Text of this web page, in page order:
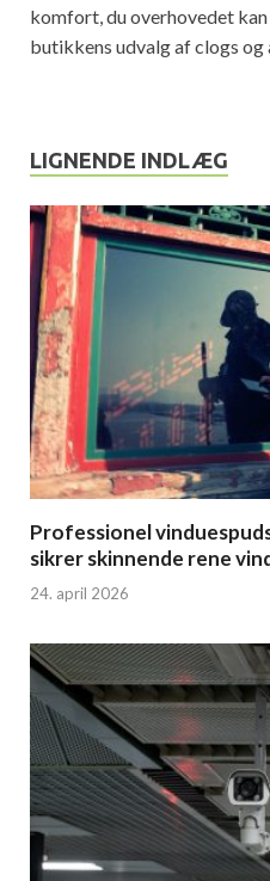
komfort, du overhovedet
butikkens udvalg af clogs og
LIGNENDE INDLÆG
Professionel
sikrer skinnende rene
24. april 2026